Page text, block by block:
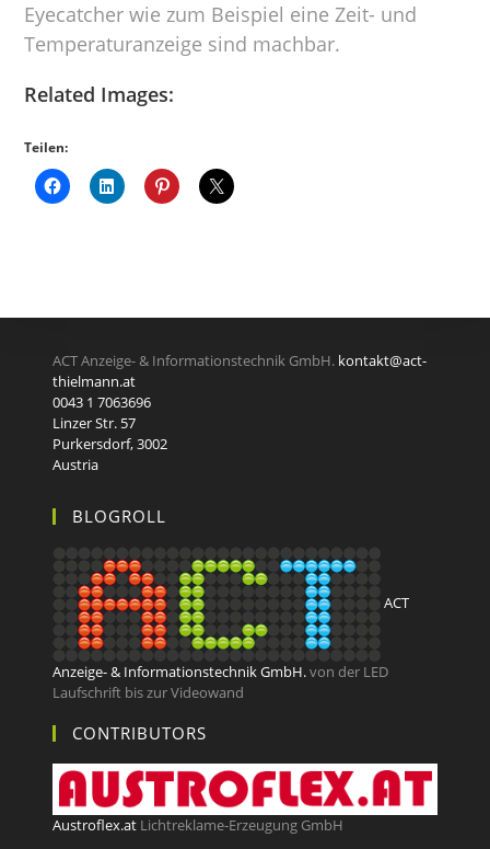
Eyecatcher wie zum Beispiel eine Zeit- und
Temperaturanzeige sind machbar.
Related Images:
Teilen:
ACT Anzeige- & Informationstechnik GmbH. kontakt@act-
thielmann.at
0043 1 7063696
Linzer Str. 57
Purkersdorf,3002
Austria
BLOGROLL
ACT
Anzeige- & Informationstechnik GmbH.von der LED
Laufschrift bis zur Videowand
CONTRIBUTORS
Austroflex.at Lichtreklame-Erzeugung GmbH